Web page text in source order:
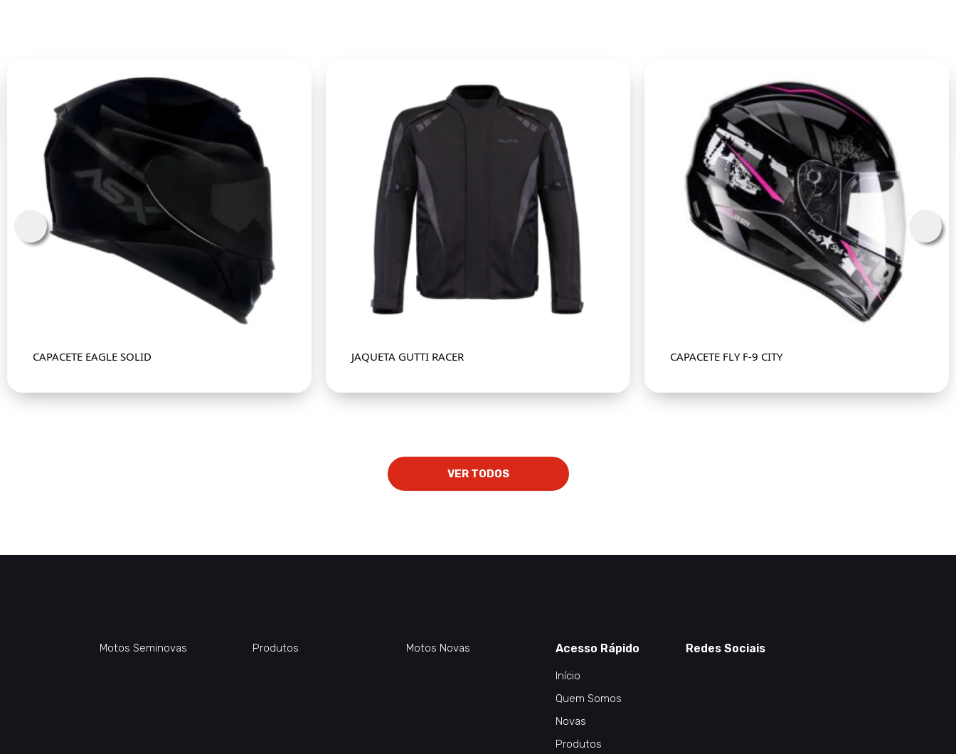
CAPACETE EAGLE SOLID JAQUETA GUTTI RACER CAPACETE FLY F-9 CITY
VER TODOS
Motos Seminovas Produtos Motos Novas Acesso Rápido
Início
Quem Somos
Novas
Produtos
Redes Sociais